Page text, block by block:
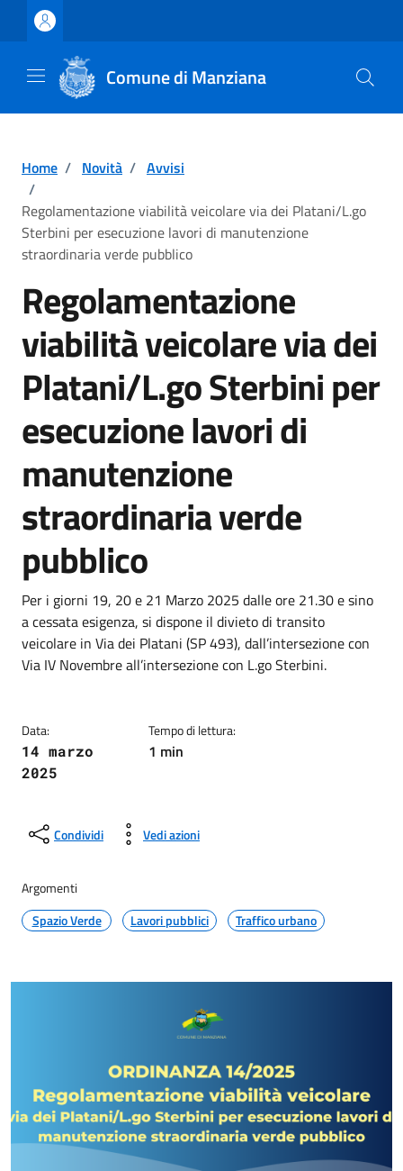
Vai ai contenuti
Vai al footer
Comune di Manziana
Home / Novità / Avvisi
/
Regolamentazione viabilità veicolare via dei Platani/L.go
Sterbini per esecuzione lavori di manutenzione
straordinaria verde pubblico
Regolamentazione
viabilità veicolare via dei
Platani/L.go Sterbini per
esecuzione lavori di
manutenzione
straordinaria verde
pubblico
Dettagli della notizia
Per i giorni 19, 20 e 21 Marzo 2025 dalle ore 21.30 e sino
a cessata esigenza, si dispone il divieto di transito
veicolare in Via dei Platani (SP 493), dall’intersezione con
Via IV Novembre all’intersezione con L.go Sterbini.
Data:
14 marzo
2025
Tempo di lettura:
1 min
Condividi Vedi azioni
Argomenti
Spazio Verde
Lavori pubblici Traffico urbano